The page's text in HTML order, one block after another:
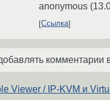
anonymous (
Ссылка
комментарии
Viewer / IP-KVM и